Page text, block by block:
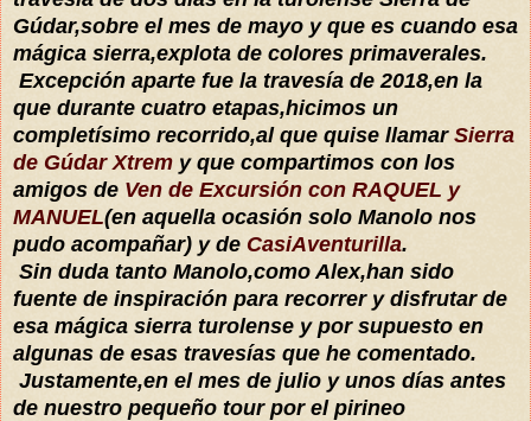
Gúdar,sobre el mes de mayo y que es cuando esa
mágica sierra,explota de colores primaverales.
Excepción aparte fue la travesía de 2018,en la
que durante cuatro etapas,hicimos un
completísimo recorrido,alque quise llamar Sierra
de Gúdar Xtrem y que compartimos con los
amigos de Ven de Excursión con RAQUEL y
MANUEL(en aquella ocasión solo Manolo nos
pudo acompañar) y de CasiAventurilla.
Sin duda tanto Manolo,como Alex,han sido
fuente de inspiración para recorrer y disfrutar de
esa mágica sierra turolense y por supuesto en
algunas de esas travesías que he comentado.
Justamente,en el mes de julio y unos días antes
de nuestro pequeño tour por el pirineo